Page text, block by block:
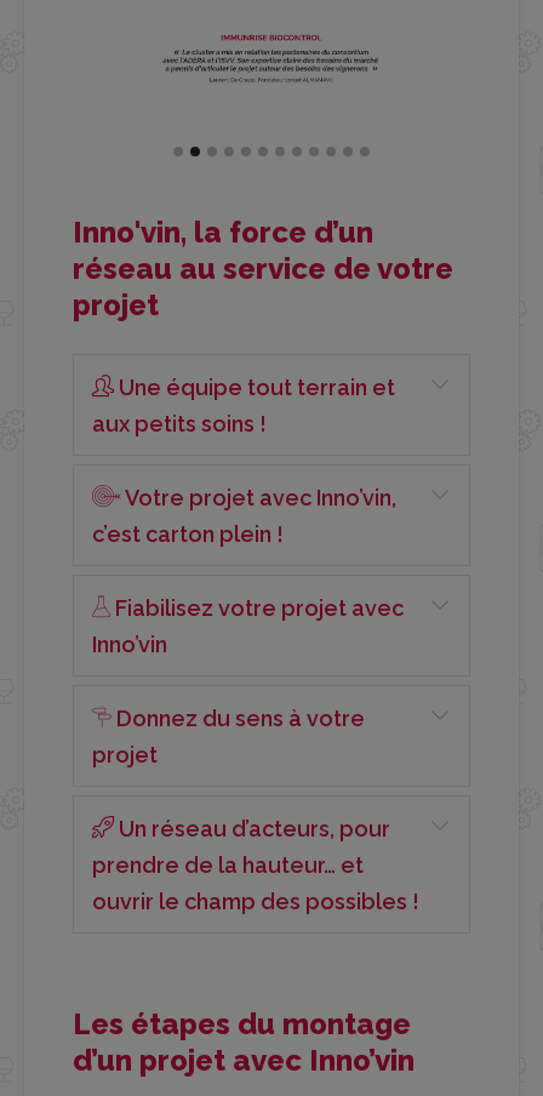
Inno'vin, la force d’un
réseau au service de votre
projet
Une équipe tout terrain et
aux petits soins !
Votre projet avec Inno’vin,
c’est carton plein !
Fiabilisez votre projet avec
Inno’vin
Donnez du sens à votre
projet
Un réseau d’acteurs, pour
prendre de la hauteur… et
ouvrir le champ des possibles !
Les étapes du montage
d’un projet avec Inno’vin